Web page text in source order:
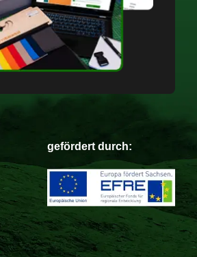
gefördert durch: